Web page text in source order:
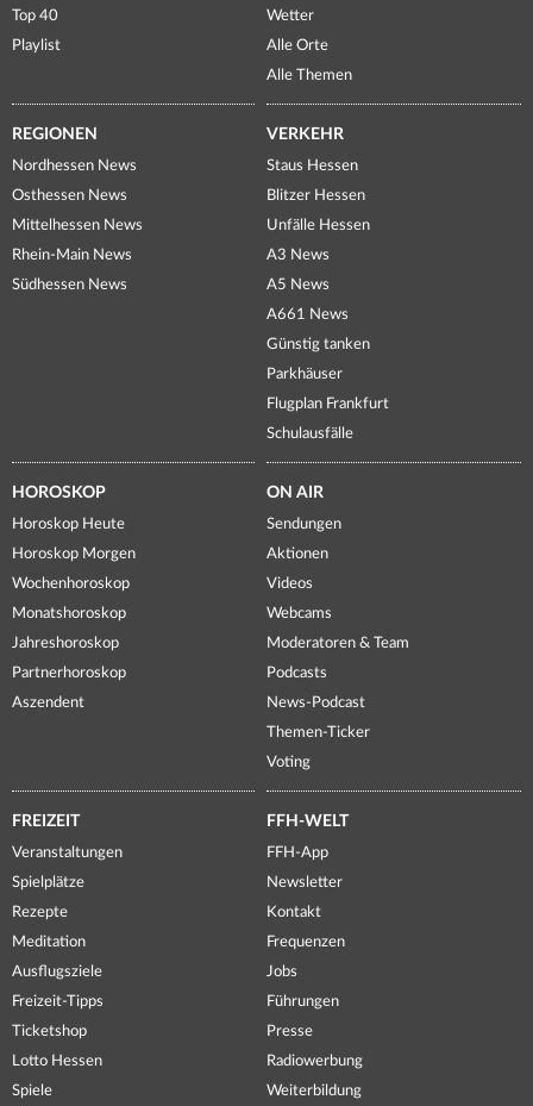
Top 40
Playlist
Wetter
Alle Orte
Alle Themen
REGIONEN
Nordhessen News
Osthessen News
Mittelhessen News
Rhein-Main News
Südhessen News
VERKEHR
Staus Hessen
Blitzer Hessen
Unfälle Hessen
A3 News
A5 News
A661 News
Günstig tanken
Parkhäuser
Flugplan Frankfurt
Schulausfälle
HOROSKOP
Horoskop Heute
Horoskop Morgen
Wochenhoroskop
Monatshoroskop
Jahreshoroskop
Partnerhoroskop
Aszendent
ON AIR
Sendungen
Aktionen
Videos
Webcams
Moderatoren & Team
Podcasts
News-Podcast
Themen-Ticker
Voting
FREIZEIT
Veranstaltungen
Spielplätze
Rezepte
Meditation
Ausflugsziele
Freizeit-Tipps
Ticketshop
Lotto Hessen
Spiele
FFH-WELT
FFH-App
Newsletter
Kontakt
Frequenzen
Jobs
Führungen
Presse
Radiowerbung
Weiterbildung